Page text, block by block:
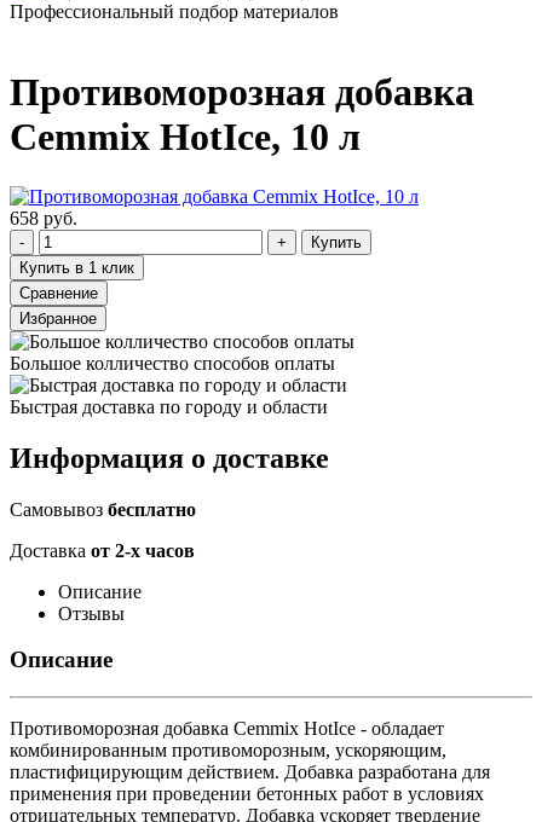
Профессиональный подбор материалов
Противоморозная добавка
Cemmix HotIce, 10 л
658 руб.
Купить
Купить в 1 клик
Сравнение
Избранное
Большое колличество способов оплаты
Быстрая доставка по городу и области
Информация о доставке
Самовывоз бесплатно
Доставка от 2-х часов
Описание
Отзывы
Описание
Противоморозная добавка Cemmix HotIce - обладает
комбинированным противоморозным, ускоряющим,
пластифицирующим действием. Добавка разработана для
применения при проведении бетонных работ в условиях
отрицательных температур. Добавка ускоряет твердение